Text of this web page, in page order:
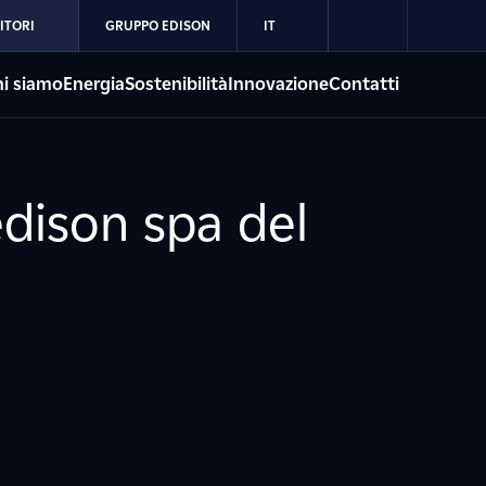
GRUPPO EDISON IT
siamoEnergiaSostenibilitàInnovazioneContatti
spa del